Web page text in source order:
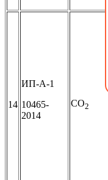
14
ИП-А-1
10465-
2014
CO2